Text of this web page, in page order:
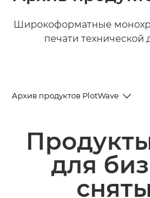
Широкоформатные
печати технической
Архив продуктов PlotWave
для